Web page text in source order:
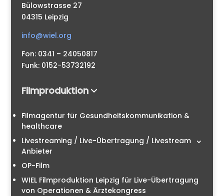
Bülowstrasse 27
04315 Leipzig
info@wiel.org
Fon: 0341 – 24050817
Funk: 0152-53732192
Filmproduktion
Filmagentur für Gesundheitskommunikation &
healthcare
Livestreaming / Live-Übertragung / Livestream
Anbieter
OP-Film
WIEL Filmproduktion Leipzig für Live-Übertragung
von Operationen & Ärztekongress